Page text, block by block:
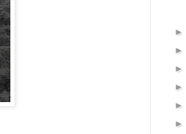
►
►
►
►
►
►